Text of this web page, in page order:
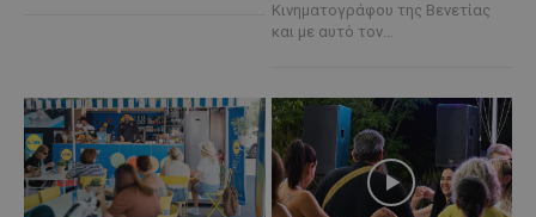
Κινηματογράφου της Βενετίας
και με αυτό τον...